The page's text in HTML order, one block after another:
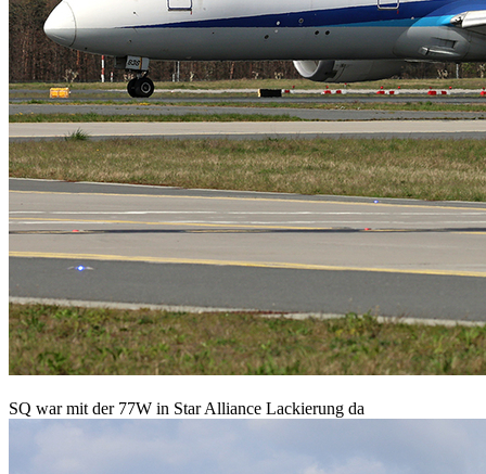
SQ war mit der 77W in Star Alliance Lackierung da